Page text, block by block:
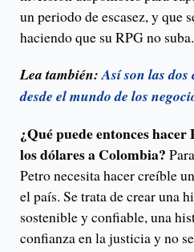
un periodo de escasez, y que
haciendo que su RPG no suba.
Lea también:Así son las
desde el mundo de los
¿Qué puede entonces
los dólares a Colombia?
Petro necesita hacer creíble
el país. Se trata de crear una
sostenible y confiable, una
confianza en la justicia y no